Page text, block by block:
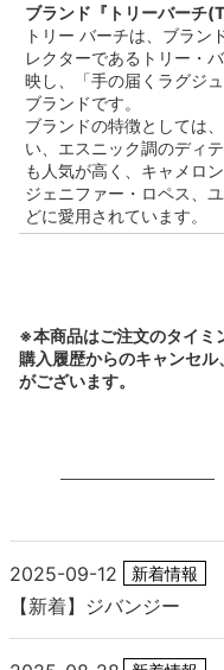
ブランド『トリーバーチ
トリー バーチは、ブラン
レクターであるトリー・
映し、「手の届くラグジ
ブランドです。
ブランドの特徴としては
い、エスニック調のディ
も人気が高く、キャメロ
ジェニファー・ロペス、
どに愛用されています。
※本商品はご注文のタイミ
購入履歴からのキャンセ
がございます。
2025-09-12 新着情報
【新着】ジバンジー